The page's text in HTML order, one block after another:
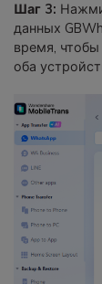
Шаг 3:
данных
время,
оба